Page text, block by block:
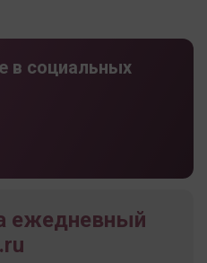
в социальных
ежедневный